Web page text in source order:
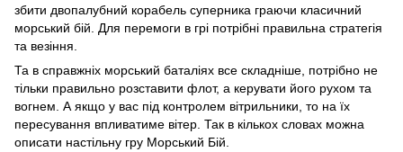
збити двопалубний корабель суперника граючи класичний
морський бій. Для перемоги в грі потрібні правильна стратегія
та везіння.
Та в справжніх морський баталіях все складніше, потрібно не
тільки правильно розставити флот, а керувати його рухом та
вогнем. А якщо у вас під контролем вітрильники, то на їх
пересування впливатиме вітер. Так в кількох словах можна
описати настільну гру Морський Бій.